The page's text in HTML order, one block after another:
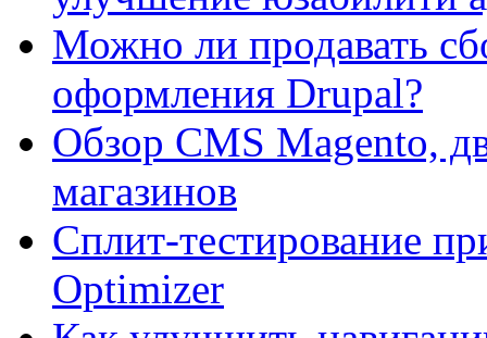
Можно ли продавать
оформления Drupal?
Обзор CMS Magento,
магазинов
Сплит-тестирование
Optimizer